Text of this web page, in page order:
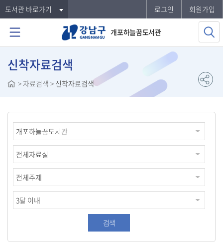
도서관 바로가기 로그인 회원가입
개포하늘꿈도서관
신착자료검색
>자료검색 > 신착자료검색
검색